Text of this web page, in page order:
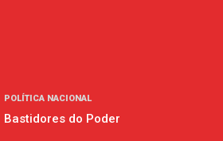
POLÍTICA NACIONAL
Bastidores do Poder